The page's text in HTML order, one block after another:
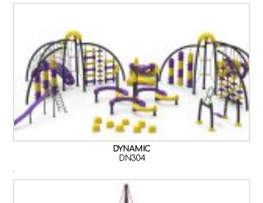
DYNAMIC
DN304
.